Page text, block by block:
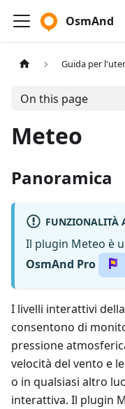
OsmAnd
Guida per
On this page
Meteo
Panoramica
FUNZIONALITÀ
Il plugin Meteo è
OsmAnd Pro
I livelli interattivi
consentono di
pressione
velocità del vento e
o in qualsiasi altro
interattiva. Il plugin